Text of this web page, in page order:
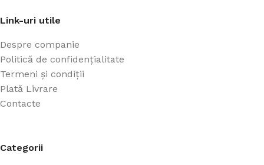
Link-uri utile
Despre companie
Politică de confidențialitate
Termeni și condiții
Plată Livrare
Contacte
Categorii